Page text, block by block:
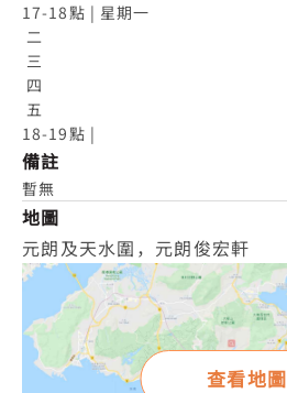
17-18點 | 星期一
二
五
18-19點 |
備註
暫無
地圖
元朗及天水圍，元朗俊宏軒
查看地圖